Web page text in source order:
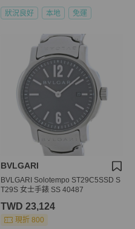
狀況良好 本地 免運
BVLGARI
BVLGARI Solotempo ST29C5SSD S
T29S 女士手錶 SS 40487
TWD 23,124
現折 800